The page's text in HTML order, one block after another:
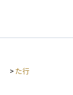
> た行